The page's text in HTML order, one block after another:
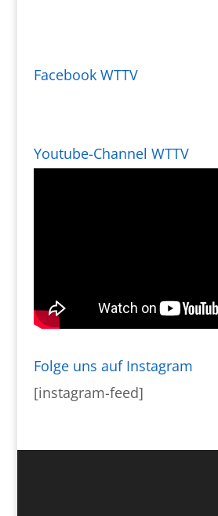
Facebook WTTV
Youtube-Channel WTTV
Folge uns auf Instagram
[instagram-feed]